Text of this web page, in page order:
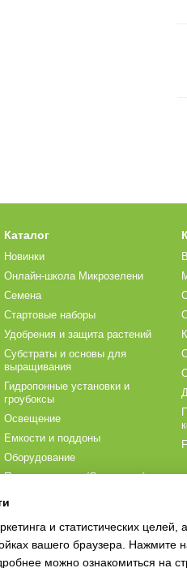
Каталог
Новинки
Онлайн-школа Микрозелени
Семена
Стартовые наборы
Удобрения и защита растений
Субстраты и основы для
выращивания
Гидропонные установки и
гроубоксы
Освещение
Емкости и поддоны
Оборудование
Проращиватели (Спроутеры)
ухода
Для домашнего выращивания
и статистических
вашего браузера. Нажмите
можно ознакомиться на